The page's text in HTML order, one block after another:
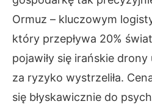
Ormuz – kluczowym
który przepływa 20%
pojawiły się irańskie
za ryzyko wystrzeliła.
się błyskawicznie do